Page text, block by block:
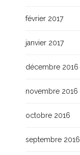
février 2017
janvier 2017
décembre 2016
novembre 2016
octobre 2016
septembre 2016